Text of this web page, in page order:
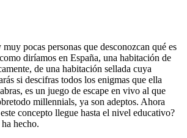
muy pocas personas que desconozcan qué es
diríamos en España, una habitación de
de una habitación sellada cuya
si descifras todos los enigmas que ella
es un juego de escape en vivo al que
millennials, ya son adeptos. Ahora
concepto llegue hasta el nivel educativo?
hecho.